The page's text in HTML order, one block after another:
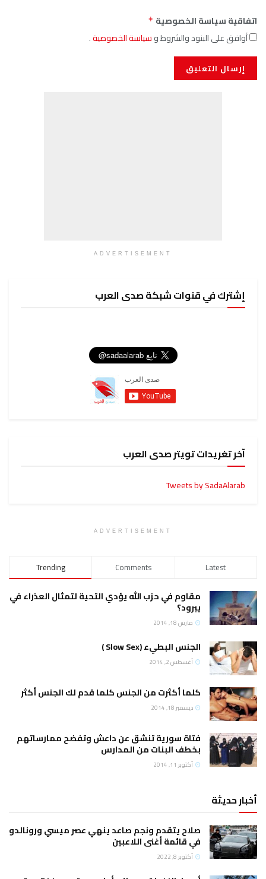
اتفاقية سياسة الخصوصية *
أوافق على البنود والشروط وسياسة الخصوصية.
ADVERTISEMENT
إشترك في قنوات شبكة صدى العرب
آخر تغريدات تويتر صدى العرب
Tweets by SadaAlarab
ADVERTISEMENT
Trending Comments Latest
مقاوم في حزب الله يؤدي التحية لتمثال العذراء في
يبرود؟
مارس 18, 2014
الجنس البطيء (Slow Sex )
أغسطس 2, 2014
كلما أكثرت من الجنس كلما قدم لك الجنس أكثر
ديسمبر 18, 2014
فتاة سورية تنشق عن داعش وتفضح ممارساتهم
بخطف البنات من المدارس
أكتوبر 11, 2014
أخبار حديثة
صلاح يتقدم ونجم صاعد ينهي عصر ميسي ورونالدو
في قائمة أغنى اللاعبين
أكتوبر 8, 2022